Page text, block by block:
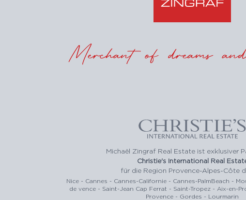
Merchant of dreams
Michaël Zingraf Real Estate ist exklusiver
Christie's International Real
für die Region Provence-Alpes-Côte
Nice - Cannes - Cannes-Californie - Cannes-PalmBeach -
de vence - Saint-Jean Cap Ferrat - Saint-Tropez - Aix-en-
Provence - Gordes - Lourmarin